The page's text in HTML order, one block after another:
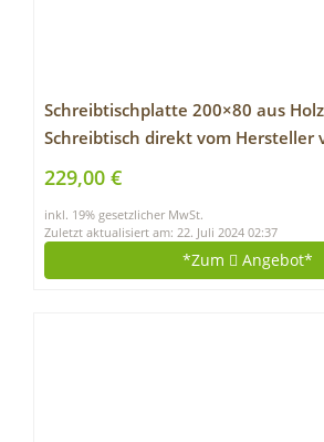
Schreibtischplatte 200×80 aus
Schreibtisch direkt vom Hersteller
einsetzbar – Tischplatte
Werkbankplatte mit 125kg
Kratzfestigkeit – Dekor Schwarz
229,00 €
inkl. 19% gesetzlicher MwSt.
Zuletzt aktualisiert am: 22. Juli 2024 02:37
*Zum Angebot*